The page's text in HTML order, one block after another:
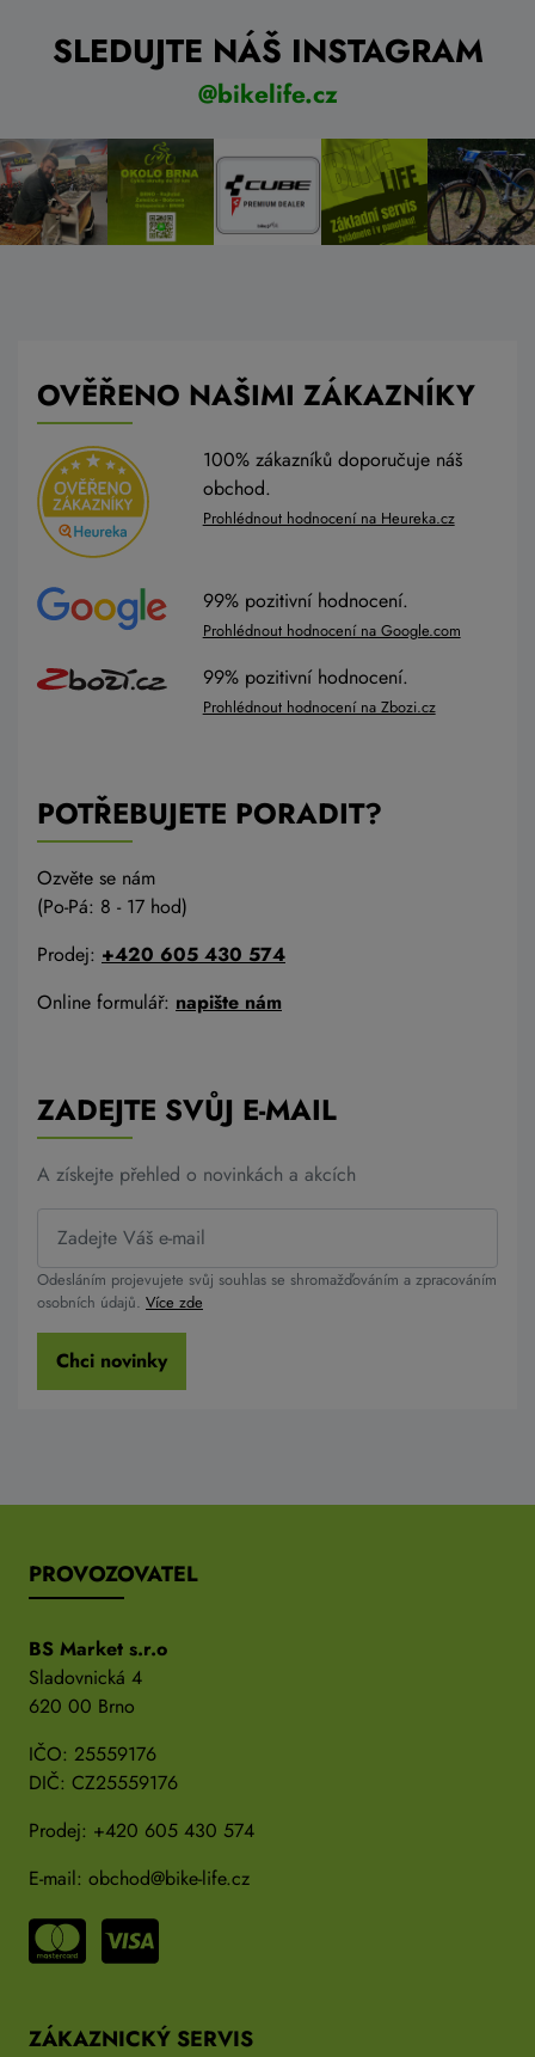
SLEDUJTE NÁŠ INSTAGRAM
@bikelife.cz
OVĚŘENO NAŠIMI ZÁKAZNÍKY
100% zákazníků doporučuje náš
obchod.
Prohlédnout hodnocení na Heureka.cz
99% pozitivní hodnocení.
Prohlédnout hodnocení na Google.com
99% pozitivní hodnocení.
Prohlédnout hodnocení na Zbozi.cz
POTŘEBUJETE PORADIT?
Ozvěte se nám
(Po-Pá: 8 - 17 hod)
Prodej: +420 605 430 574
Online formulář: napište nám
ZADEJTE SVŮJ E-MAIL
A získejte přehled o novinkách a akcích
Odesláním projevujete svůj souhlas se shromažďováním a zpracováním
osobních údajů. Více zde
Chci novinky
PROVOZOVATEL
BS Market s.r.o
Sladovnická 4
620 00 Brno
IČO: 25559176
DIČ: CZ25559176
Prodej: +420 605 430 574
E-mail: obchod@bike-life.cz
ZÁKAZNICKÝ SERVIS